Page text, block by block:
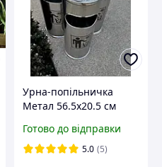
Урна-попільничка
Метал 56.5х20.5 см
попільничкою
Металева урна для
Готово до відправки
5.0 (5)